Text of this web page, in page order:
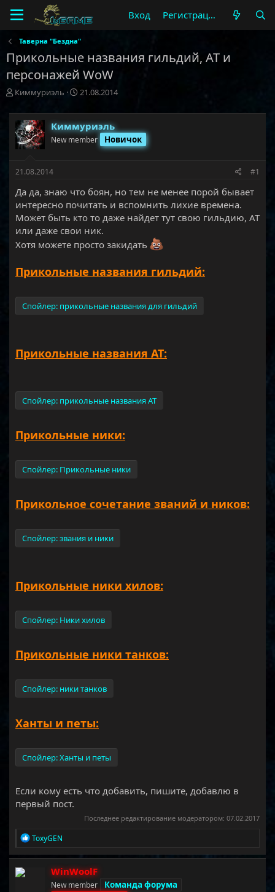
Вход Регистрация
Таверна "Бездна"
Прикольные названия гильдий, АТ и
персонажей WoW
А
т
о
р
т
м
Киммуриэль
Д
т
а
н
а
21.08.2014
Киммуриэль
New member Новичок
21.08.2014 #1
Да да, знаю что боян, но тем не менее порой бывает
интересно почитать и вспомнить лихие времена.
Может быть кто то даже найдет тут свою гильдию, АТ
или даже свои ник.
Хотя можете просто закидать
Прикольные названия гильдий:
Спойлер: прикольные названия для гильдий
Прикольные названия АТ:
Спойлер: прикольные названия АТ
Прикольные ники:
Спойлер: Прикольные ники
Прикольное сочетание званий и ников:
Спойлер:звания и ники
Прикольные ники хилов:
Спойлер: Ники хилов
Прикольные ники танков:
Спойлер: ники танков
Ханты и петы:
Спойлер:Ханты и петы
Если кому есть что добавить, пишите, добавлю в
первый пост.
Последнее редактирование модератором: 07.02.2017
Р
а
ToxyGEN
WinWoolF
New member
Команда форума